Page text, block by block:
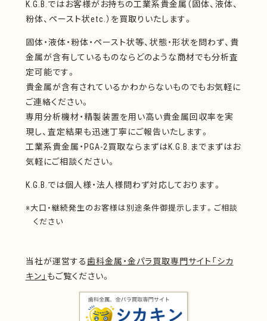
K.G.B.ではお客様がお持ちの工業系貴金属（固体、液体、
粉体、ペースト状etc.）を買取りいたします。
固体・液体・粉体・ペースト状等、状態・形状を問わず、貴
金属が含有しているものならどのような商材でも分析査
定可能です。
貴金属が含有されているかわからないものでもお気軽に
ご連絡ください。
専用分析機材・精製装置を用い高い貴金属回収率を実
現し、査定結果も迅速丁寧にご報告いたします。
工業系貴金属・PGA-2買取ならまずはK.G.B.までまずはお
気軽にご相談ください。
K.G.B.では個人様・法人様問わず対応しております。
※大口・継続発生のお客様は別途条件御提示します。ご相談
ください
当社が運営する歯科金属・金パラ買取専門サイト「シカ
キン」 もご覧ください。